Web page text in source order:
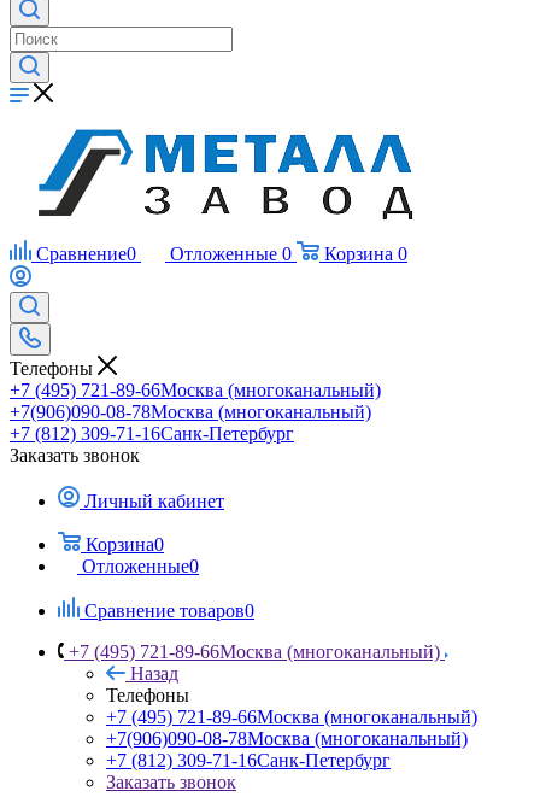
Сравнение0 Отложенные 0 Корзина 0
Телефоны
+7 (495) 721-89-66Москва (многоканальный)
+7(906)090-08-78Москва (многоканальный)
+7 (812) 309-71-16Санк-Петербург
Заказать звонок
Личный кабинет
Корзина0
Отложенные0
Сравнение товаров0
+7 (495) 721-89-66Москва (многоканальный)
Назад
Телефоны
+7 (495) 721-89-66Москва (многоканальный)
+7(906)090-08-78Москва (многоканальный)
+7 (812) 309-71-16Санк-Петербург
Заказать звонок